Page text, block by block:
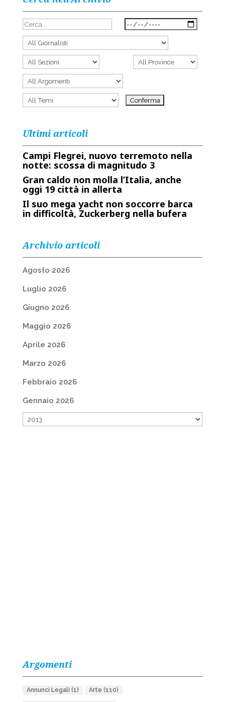
Ultimi articoli
Campi Flegrei, nuovo terremoto nella
notte: scossa di magnitudo 3
Gran caldo non molla l’Italia, anche
oggi 19 città in allerta
Il suo mega yacht non soccorre barca
in difficoltà, Zuckerberg nella bufera
Archivio articoli
Agosto 2026
Luglio 2026
Giugno 2026
Maggio 2026
Aprile 2026
Marzo 2026
Febbraio 2026
Gennaio 2026
Argomenti
Annunci Legali (1) Arte (110)